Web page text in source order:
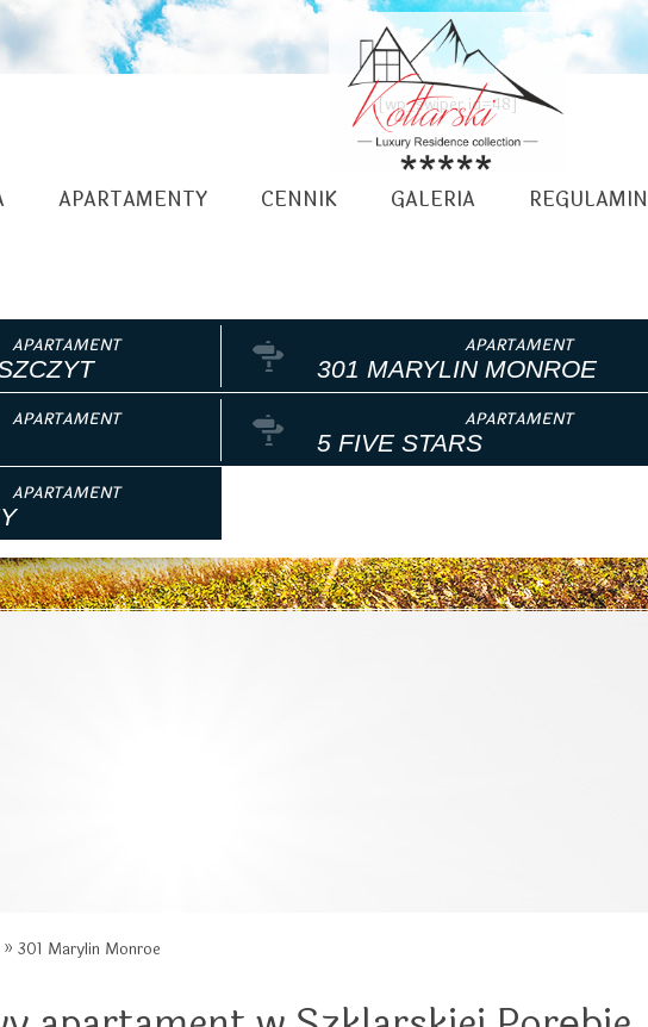
[wp_swiper id=48]
APARTAMENTY CENNIK GALERIA REGULAMIN
301 MARYLIN MONROE
5 FIVE STARS
» 301 Marylin Monroe